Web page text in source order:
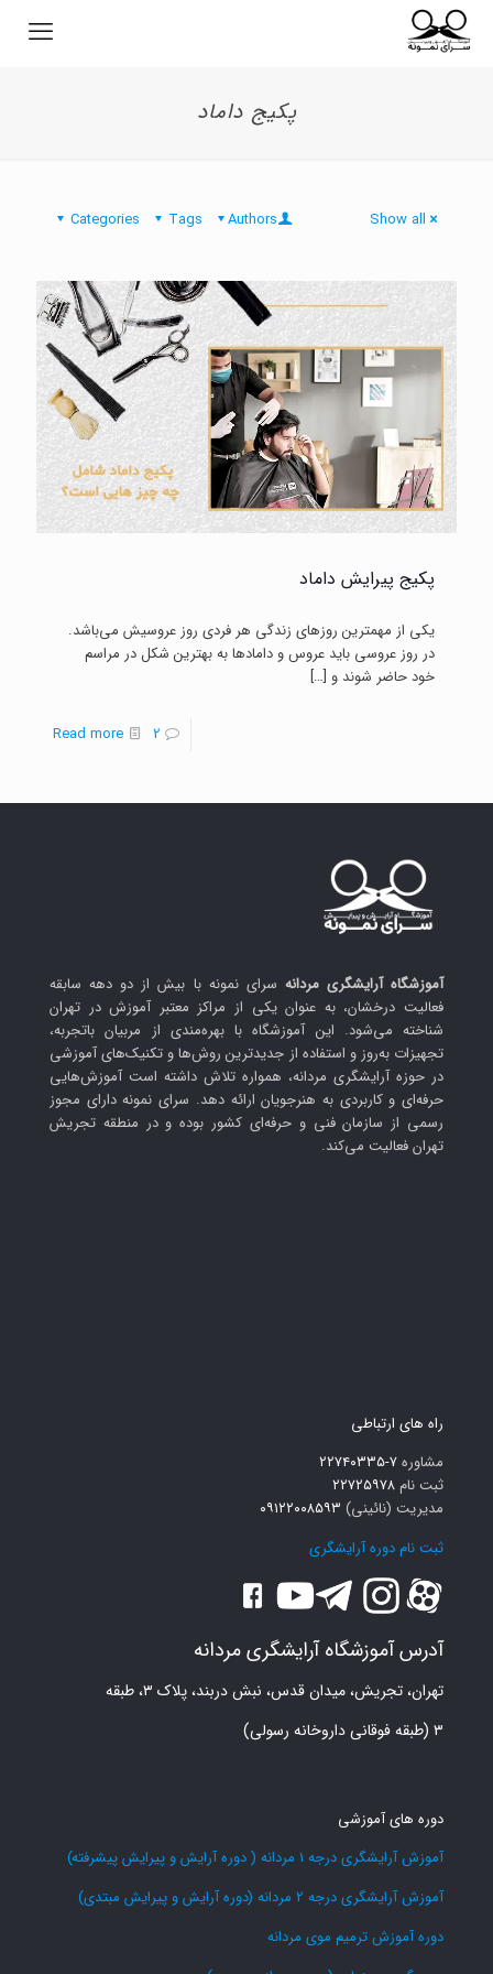
پکیج داماد
Categories Tags Authors Show all
پکیج پیرایش داماد
یکی از مهمترین روزهای زندگی هر فردی روز عروسیش می‌باشد.
در روز عروسی باید عروس و دامادها به بهترین شکل در مراسم
خود حاضر شوند و […]
2
Read more
-
پیرایش
آموزشگاه آرایشگری مردانه سرای نمونه با بیش از دو دهه سابقه
فعالیت درخشان، به عنوان یکی از مراکز معتبر آموزش در تهران
شناخته می‌شود. این آموزشگاه با بهره‌مندی از مربیان باتجربه،
تجهیزات به‌روز و استفاده از جدیدترین روش‌ها و تکنیک‌های آموزشی
در حوزه آرایشگری مردانه، همواره تلاش داشته است آموزش‌هایی
حرفه‌ای و کاربردی به هنرجویان ارائه دهد. سرای نمونه دارای مجوز
رسمی از سازمان فنی و حرفه‌ای کشور بوده و در منطقه تجریش
تهران فعالیت می‌کند.
راه های ارتباطی
مشاوره۷-۲۲۷۴۰۳۳۵
ثبت نام ۲۲۷۲۵۹۷۸
مدیریت (نائینی) ۰۹۱۲۲۰۰۸۵۹۳
ثبت نام دوره آرایشگری
آدرس آموزشگاه آرایشگری مردانه
تهران، تجریش، میدان قدس، نبش دربند، پلاک ۳، طبقه
۳ (طبقه فوقانی داروخانه رسولی)
دوره های آموزشی
آموزش آرایشگری درجه 1 مردانه ( دوره آرایش و پیرایش پیشرفته)
آموزش آرایشگری درجه 2 مردانه (دوره آرایش و پیرایش مبتدی)
دوره آموزش ترمیم موی مردانه